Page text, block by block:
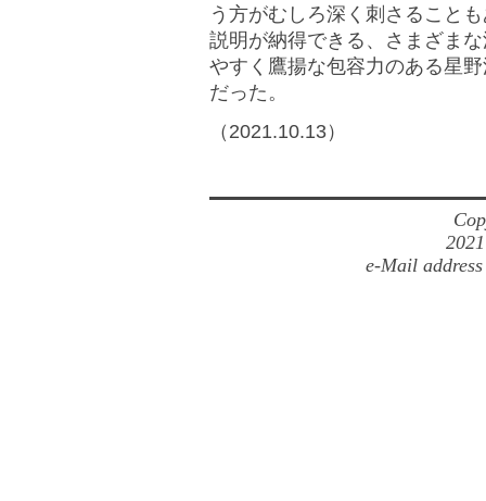
う方がむしろ深く刺さること
説明が納得できる、さまざま
やすく鷹揚な包容力のある星
だった。
（2021.10.13）
e-Mail